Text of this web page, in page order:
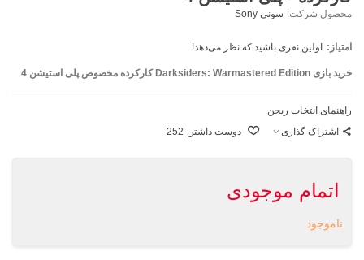
محصول شرکت: سونی Sony
امتیاز: اولین نفری باشید که نظر می‌دهد!
خرید بازی Darksiders: Warmastered Edition کارکرده مخصوص پلی استیشن 4
راهنمای انتخاب ریجن
اشتراک گذاری
دوست داشتن 252
اتمام موجودی
ناموجود